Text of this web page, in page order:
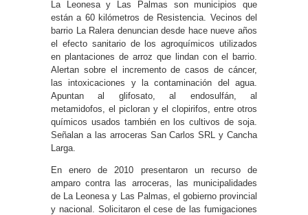
La Leonesa y Las Palmas son municipios que
están a 60 kilómetros de Resistencia. Vecinos del
barrio La Ralera denuncian desde hace nueve años
el efecto sanitario de los agroquímicos utilizados
en plantaciones de arroz que lindan con el barrio.
Alertan sobre el incremento de casos de cáncer,
las intoxicaciones y la contaminación del agua.
Apuntan al glifosato, al endosulfán, al
metamidofos, el picloran y el clopirifos, entre otros
químicos usados también en los cultivos de soja.
Señalan a las arroceras San Carlos SRL y Cancha
Larga.
En enero de 2010 presentaron un recurso de
amparo contra las arroceras, las municipalidades
de La Leonesa y Las Palmas, el gobierno provincial
y nacional. Solicitaron el cese de las fumigaciones